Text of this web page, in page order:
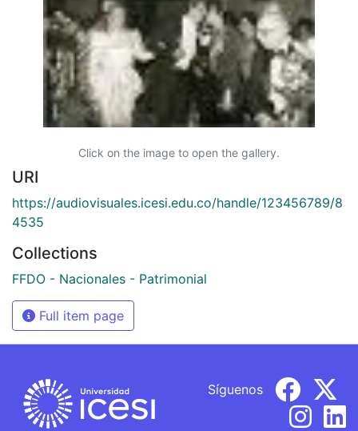
Click on the image to open the gallery.
URI
https://audiovisuales.icesi.edu.co/handle/123456789/8
4535
Collections
FFDO - Nacionales - Patrimonial
Full item page
Síguenos